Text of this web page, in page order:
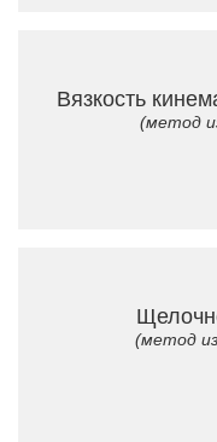
Вязкость
(метод
(метод